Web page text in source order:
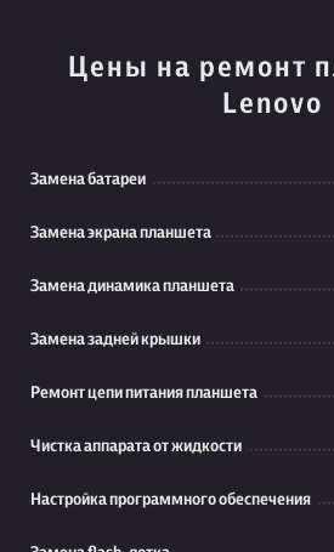
Цены на ремонт
Lenovo
Замена батареи
Замена экрана планшета
Замена динамика планшета
Замена задней крышки
Ремонт цепи питания планшета
Чистка аппарата от жидкости
Настройка программного обеспечения